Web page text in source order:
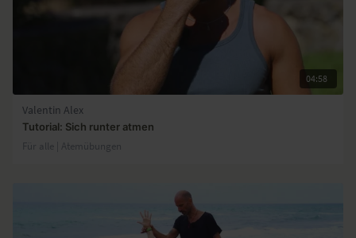
04:58
Valentin Alex
Tutorial: Sich runter atmen
Für alle | Atemübungen